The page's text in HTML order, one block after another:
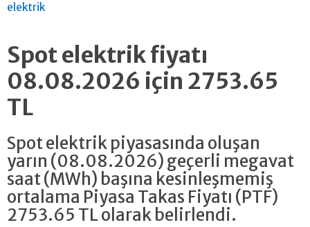
elektrik
Spot elektrik fiyatı
08.08.2026 için 2753.65
TL
Spot elektrik piyasasında oluşan
yarın (08.08.2026) geçerli megavat
saat (MWh) başına kesinleşmemiş
ortalama Piyasa Takas Fiyatı (PTF)
2753.65 TL olarak belirlendi.